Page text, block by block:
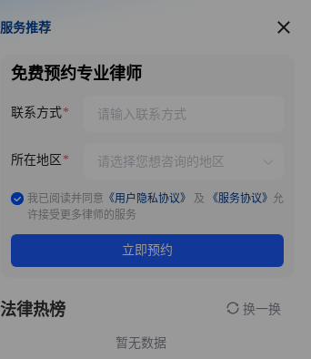
服务推荐
服务推荐
免费预约专业律师
联系方式
所在地区
我已阅读并同意 《用户隐私协议》 及 《服务协议》 允
许接受更多律师的服务
立即预约
法律热榜 换一换
暂无数据